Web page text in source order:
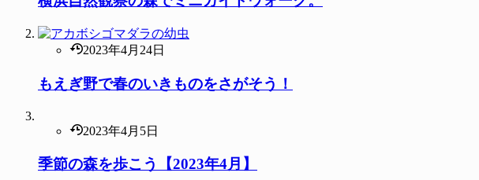
2023年4月24日
もえぎ野で春のいきものをさがそう！
2023年4月5日
季節の森を歩こう【2023年4月】